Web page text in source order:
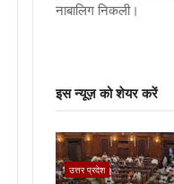
नाबालिग निकली।
इस न्यूज़ को शेयर करें
उत्तर प्रदेश